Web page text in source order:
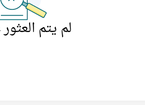
لم يتم